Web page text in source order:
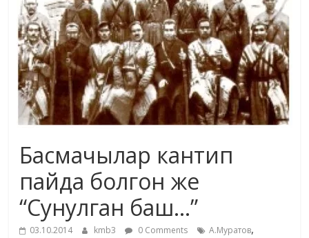
маданияты
жана
адабияты
Басмачылар кантип
пайда болгон же
“Сунулган баш…”
03.10.2014 kmb3 0 Comments А.Муратов,